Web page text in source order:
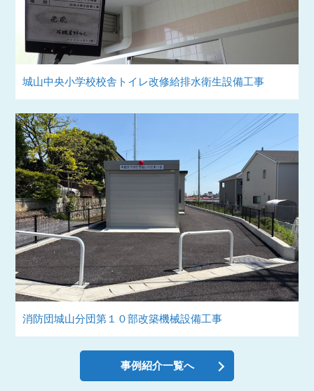
城山中央小学校校舎トイレ改修給排水衛生設備工事
消防団城山分団第１０部改築機械設備工事
事例紹介一覧へ